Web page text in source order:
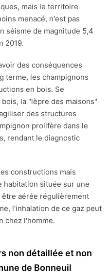
mais le territoire
menacé, n'est pas
séisme de magnitude 5,4
2019.
des conséquences
terme, les champignons
en bois. Se
la "lèpre des maisons"
des structures
prolifère dans le
rendant le diagnostic
constructions mais
habitation située sur une
aérée régulièrement
l'inhalation de ce gaz peut
chez l'homme.
non détaillée et non
de Bonneuil